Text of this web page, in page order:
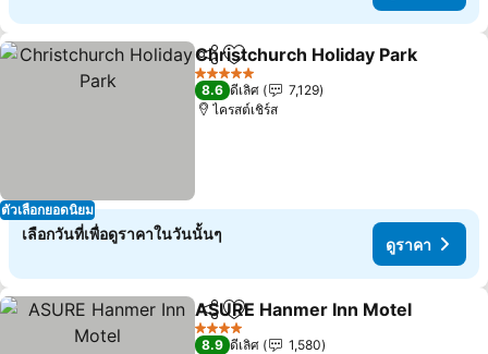
ตัวเลือกยอดนิยม
แชร์ เพิ่มในรายการโปรด
Christchurch Holiday Park
5 ดาว
8.6 ดีเลิศ
7,129
ไครสต์เชิร์ส
เลือกวันที่เพื่อดูราคาในวันนั้นๆ
ดูราคา
แชร์ เพิ่มในรายการโปรด
ASURE Hanmer Inn Motel
4 ดาว
8.9 ดีเลิศ
1,580